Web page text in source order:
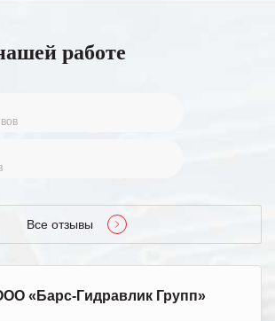
работе
Все отзывы
«Барс-Гидравлик Групп»